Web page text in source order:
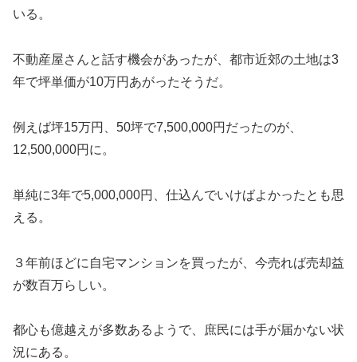
いる。
不動産屋さんと話す機会があったが、都市近郊の土地は3
年で坪単価が10万円あがったそうだ。
例えば坪15万円、50坪で7,500,000円だったのが、
12,500,000円に。
単純に3年で5,000,000円、仕込んでいけばよかったとも思
える。
３年前ほどに自宅マンションを買ったが、今売れば売却益
が数百万らしい。
都心も億越えが多数あるようで、庶民には手が届かない状
況にある。